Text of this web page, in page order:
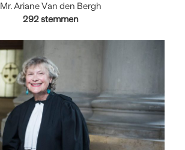
Mr. Ariane Van den Bergh
292 stemmen